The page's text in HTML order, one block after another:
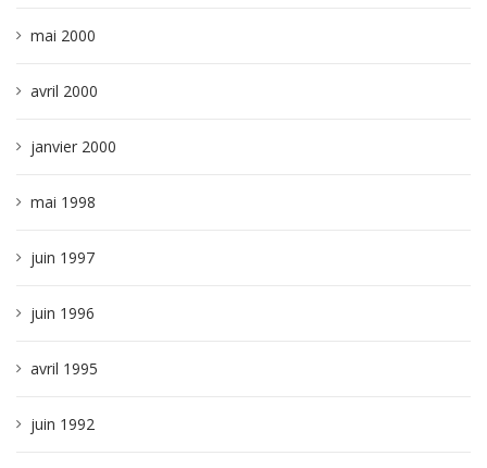
mai 2000
avril 2000
janvier 2000
mai 1998
juin 1997
juin 1996
avril 1995
juin 1992